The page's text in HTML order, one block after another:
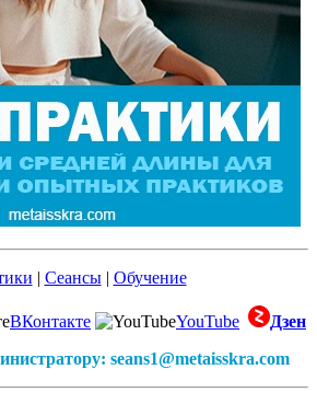
| Сеансы| Обучение
ВКонтакте YouTube
Дзен
seans1@metaisskra.com